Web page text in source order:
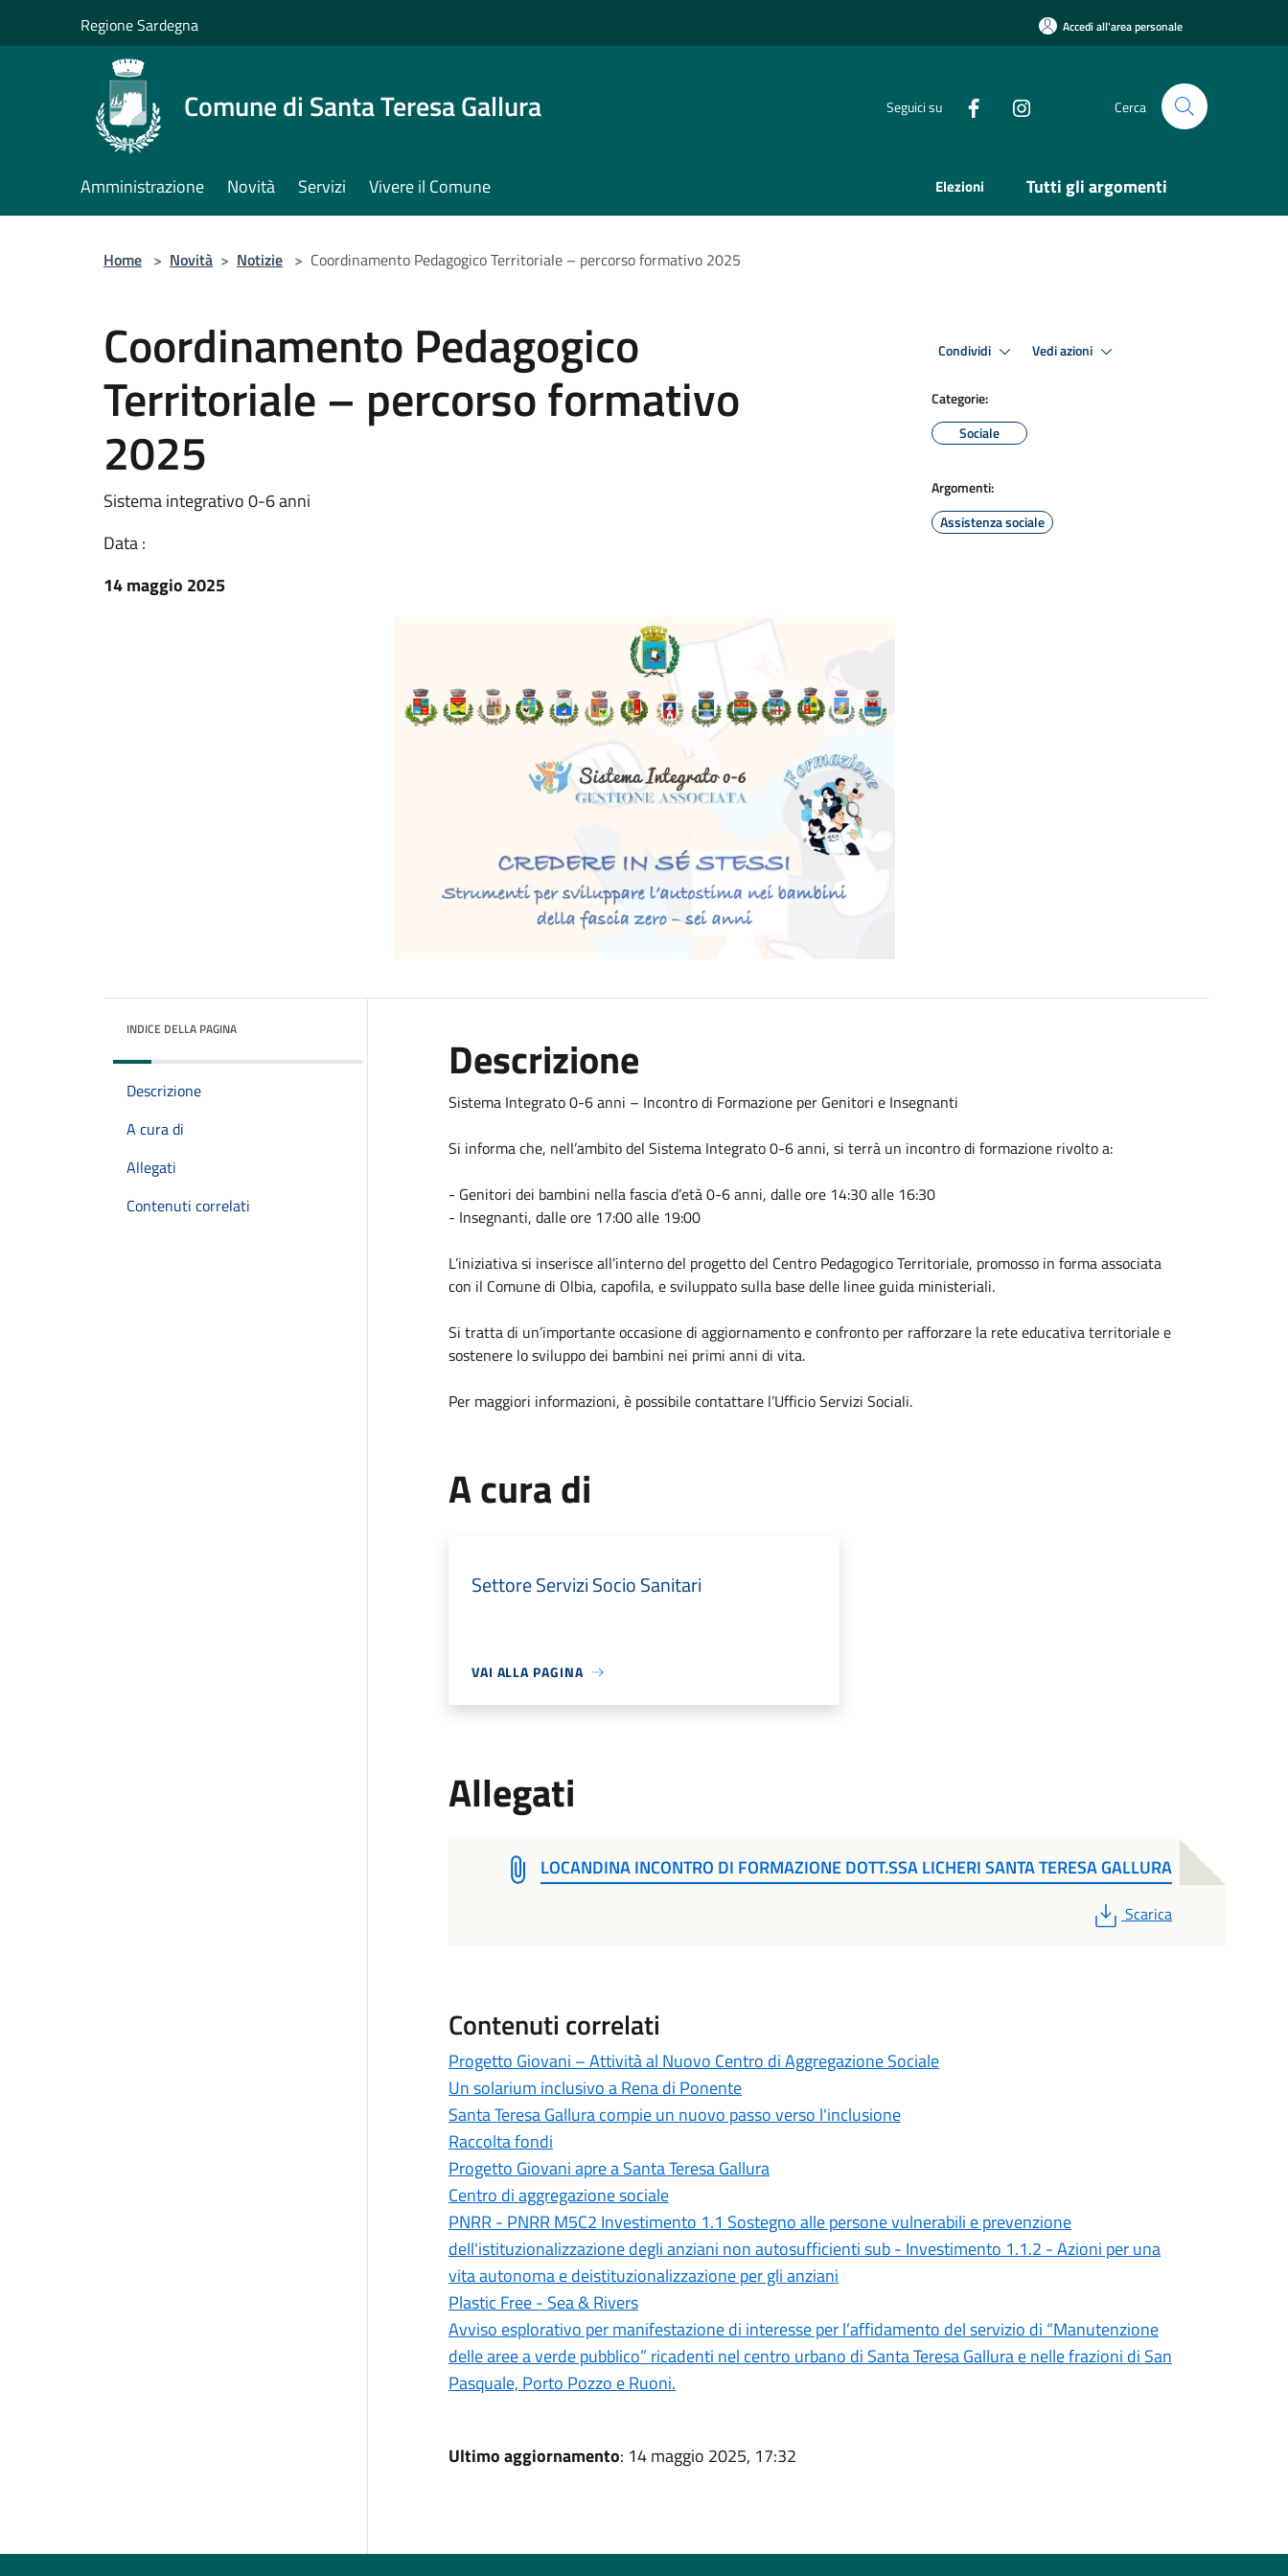
Regione Sardegna Accedi all'area personale
Comune di Santa Teresa Gallura Seguici su Cerca
Amministrazione Novità Servizi Vivere il Comune Elezioni Tutti gli argomenti
Home > Novità > Notizie > Coordinamento Pedagogico Territoriale – percorso formativo 2025
Coordinamento Pedagogico
Territoriale – percorso formativo
2025
Sistema integrativo 0-6 anni
Data :
14 maggio 2025
Condividi Vedi azioni
Categorie:
Sociale
Argomenti:
Assistenza sociale
INDICE DELLA PAGINA
Descrizione
A cura di
Allegati
Contenuti correlati
Descrizione
Sistema Integrato 0-6 anni – Incontro di Formazione per Genitori e Insegnanti
Si informa che, nell’ambito del Sistema Integrato 0-6 anni, si terrà un incontro di formazione rivolto a:
- Genitori dei bambini nella fascia d’età 0-6 anni, dalle ore 14:30 alle 16:30
- Insegnanti, dalle ore 17:00 alle 19:00
L’iniziativa si inserisce all’interno del progetto del Centro Pedagogico Territoriale, promosso in forma associata
con il Comune di Olbia, capofila, e sviluppato sulla base delle linee guida ministeriali.
Si tratta di un’importante occasione di aggiornamento e confronto per rafforzare la rete educativa territoriale e
sostenere lo sviluppo dei bambini nei primi anni di vita.
Per maggiori informazioni, è possibile contattare l’Ufficio Servizi Sociali.
A cura di
Settore Servizi Socio Sanitari
VAI ALLA PAGINA
Allegati
LOCANDINA INCONTRO DI FORMAZIONE DOTT.SSA LICHERI SANTA TERESA GALLURA
PDF
Scarica
Contenuti correlati
Progetto Giovani – Attività al Nuovo Centro di Aggregazione Sociale
Un solarium inclusivo a Rena di Ponente
Santa Teresa Gallura compie un nuovo passo verso l'inclusione
Raccolta fondi
Progetto Giovani apre a Santa Teresa Gallura
Centro di aggregazione sociale
PNRR - PNRR M5C2 Investimento 1.1 Sostegno alle persone vulnerabili e prevenzione
dell'istituzionalizzazione degli anziani non autosufficienti sub - Investimento 1.1.2 - Azioni per una
vita autonoma e deistituzionalizzazione per gli anziani
Plastic Free - Sea & Rivers
Avviso esplorativo per manifestazione di interesse per l’affidamento del servizio di “Manutenzione
delle aree a verde pubblico” ricadenti nel centro urbano di Santa Teresa Gallura e nelle frazioni di San
Pasquale, Porto Pozzo e Ruoni.
Ultimo aggiornamento: 14 maggio 2025, 17:32